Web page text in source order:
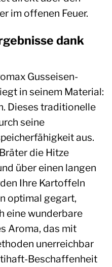
im offenen Feuer.
dank
Gusseisen-
in seinem Material:
Dieses traditionelle
seine
aus.
die Hitze
über einen langen
Ihre Kartoffeln
optimal gegart,
eine wunderbare
Aroma, das mit
unerreichbar
Beschaffenheit